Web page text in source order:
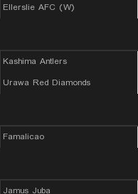
Ellerslie AFC (W)
Kashima Antlers
Urawa Red Diamonds
Famalicao
Jamus Juba